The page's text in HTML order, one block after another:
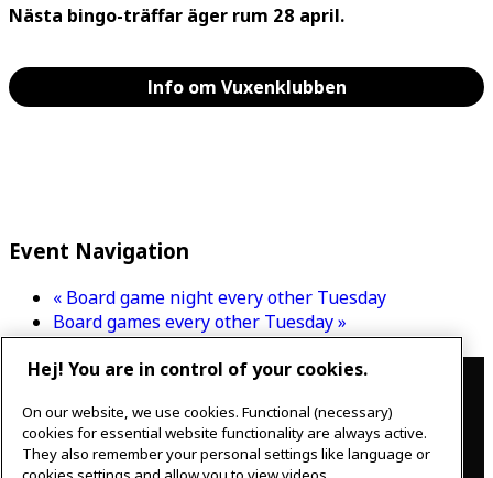
Nästa bingo-träffar äger rum 28 april.
Info om Vuxenklubben
Event Navigation
« Board game night every other Tuesday
Board games every other Tuesday»
Contact
IKEAgatan 8
343 36 Älmhult, Sweden
0476 44 07 60
Hej! You are in control of your cookies.
On our website, we use cookies. Functional (necessary)
cookies for essential website functionality are always active.
They also remember your personal settings like language or